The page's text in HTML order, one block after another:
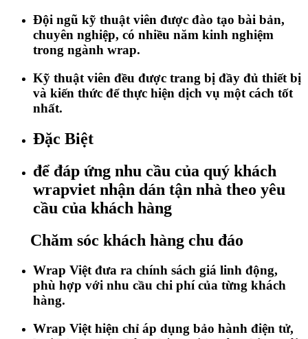
Đội ngũ kỹ thuật viên được đào tạo bài bản,
chuyên nghiệp, có nhiều năm kinh nghiệm
trong ngành wrap.
Kỹ thuật viên đều được trang bị đầy đủ thiết bị
và kiến thức để thực hiện dịch vụ một cách tốt
nhất.
Đặc Biệt
để đáp ứng nhu cầu của quý khách
wrapviet nhận dán tận nhà theo yêu
cầu của khách hàng
Chăm sóc khách hàng chu đáo
Wrap Việt đưa ra chính sách giá linh động,
phù hợp với nhu cầu chi phí của từng khách
hàng.
Wrap Việt hiện chỉ áp dụng bảo hành điện tử,